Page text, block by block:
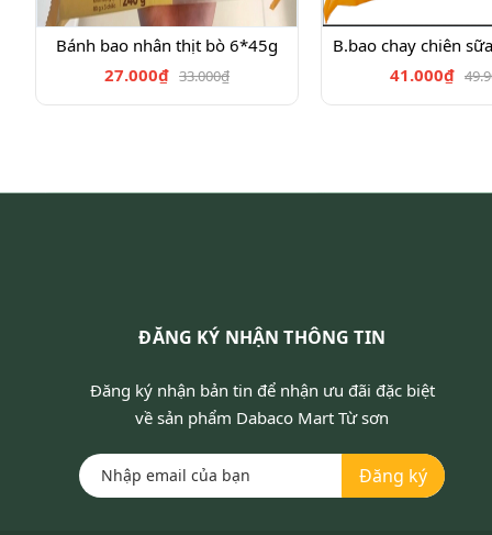
Bánh bao nhân thịt bò 6*45g
27.000₫ 33.000₫
B.bao chay chiên
41.000₫
ĐĂNG KÝ NHẬN THÔNG TIN
Đăng ký nhận bản tin để nhận ưu đãi đặc biệt
về sản phẩm Dabaco Mart Từ sơn
Đăng ký